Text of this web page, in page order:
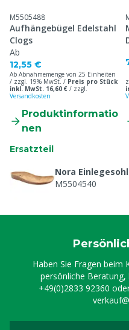
M5505488
Aufhängebügel Edelstahl
Clogs
Ab
12,55 €
Ab Abnahmemenge von 25 Einheiten
/ zzgl. 19% MwSt. / Preis pro Stück
inkl. MwSt. 16,60 € / zzgl.
Versandkosten
Produktinformatio
nen
Ersatzteil
Nora
M5504540
Haben Sie Fragen beim
persönliche
+49(0)2833 92360